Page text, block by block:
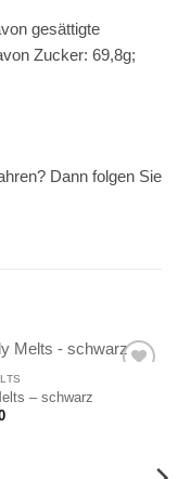
gesättigte
Zucker: 69,8g;
Dann folgen Sie
– schwarz